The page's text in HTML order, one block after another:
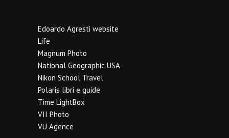
Edoardo Agresti website
Life
Magnum Photo
National Geographic USA
Nikon School Travel
Polaris libri e guide
Time LightBox
VII Photo
VU Agence